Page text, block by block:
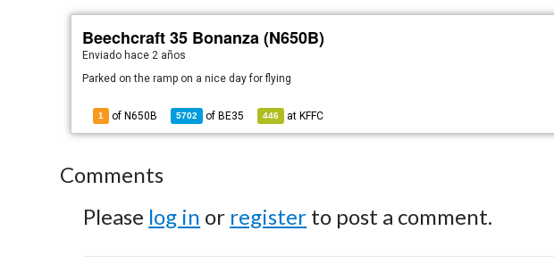
Beechcraft 35 Bonanza (N650B)
Enviado hace 2 años
Parked on the ramp on a nice day for flying
1 of N650B 5702 of BE35 446 at KFFC
Comments
Please log in or register to post a comment.